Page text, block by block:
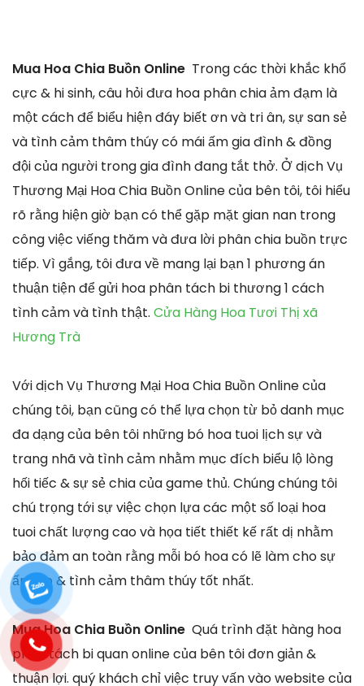
Mua Hoa Chia Buồn Online Trong các thời khắc khổ
cực & hi sinh, câu hỏi đưa hoa phân chia ảm đạm là
một cách để biểu hiện đáy biết ơn và tri ân, sự san sẻ
và tình cảm thâm thúy có mái ấm gia đình & đồng
đội của người trong gia đình đang tắt thở. Ở dịch Vụ
Thương Mại Hoa Chia Buồn Online của bên tôi, tôi hiểu
rõ rằng hiện giờ bạn có thể gặp mặt gian nan trong
công việc viếng thăm và đưa lời phân chia buồn trực
tiếp. Vì gắng, tôi đưa về mang lại bạn 1 phương án
thuận tiện để gửi hoa phân tách bi thương 1 cách
tình cảm và tình thật. Cửa Hàng Hoa Tươi Thị xã
Hương Trà
Với dịch Vụ Thương Mại Hoa Chia Buồn Online của
chúng tôi, bạn cũng có thể lựa chọn từ bỏ danh mục
đa dạng của bên tôi những bó hoa tuoi lịch sự và
trang nhã và tình cảm nhằm mục đích biểu lộ lòng
hối tiếc & sự sẻ chia của game thủ. Chúng chúng tôi
chú trọng tới sự việc chọn lựa các một số loại hoa
tuoi chất lượng cao và họa tiết thiết kế rất dị nhằm
bảo đảm an toàn rằng mỗi bó hoa có lẽ làm cho sự
ấm áp & tình cảm thâm thúy tốt nhất.
Mua Hoa Chia Buồn Online Quá trình đặt hàng hoa
phân tách bi quan online của bên tôi đơn giản &
thuận lợi. quý khách chỉ việc truy vấn vào website của